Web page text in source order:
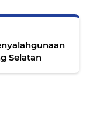
Selatan